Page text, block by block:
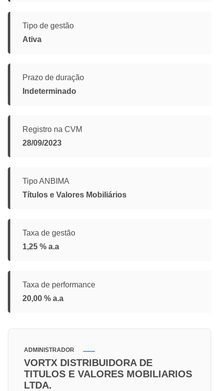
Tipo de gestão
Ativa
Prazo de duração
Indeterminado
Registro na CVM
28/09/2023
Tipo ANBIMA
Títulos e Valores Mobiliários
Taxa de gestão
1,25 % a.a
Taxa de performance
20,00 % a.a
ADMINISTRADOR
VORTX DISTRIBUIDORA DE
TITULOS E VALORES MOBILIARIOS
LTDA.